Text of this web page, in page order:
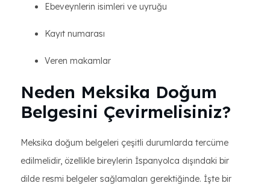
Ebeveynlerin isimleri ve uyruğu
Kayıt numarası
Veren makamlar
Neden Meksika Doğum
Belgesini Çevirmelisiniz?
Meksika doğum belgeleri çeşitli durumlarda tercüme
edilmelidir, özellikle bireylerin İspanyolca dışındaki bir
dilde resmi belgeler sağlamaları gerektiğinde. İşte bir